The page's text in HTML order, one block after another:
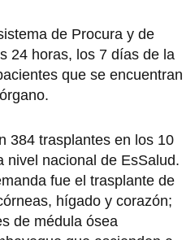
de Procura y de
24 horas, los 7 días de la
que se encuentran
384 trasplantes en los 10
nivel nacional de EsSalud.
fue el trasplante de
hígado y corazón;
de médula ósea